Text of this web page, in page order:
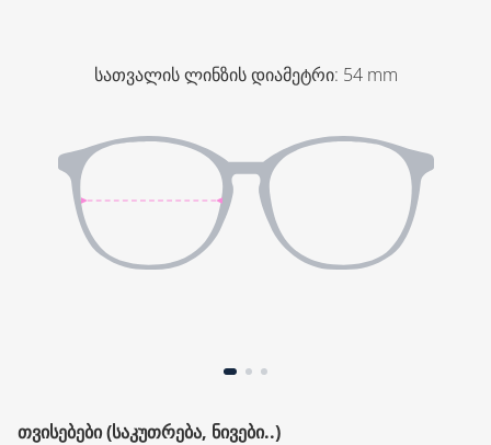
სათვალის ლინზის დიამეტრი: 54 mm
ᲗᲕᲘᲡᲔᲑᲔᲑᲘ (ᲡᲐᲙᲣᲗᲠᲔᲑᲐ, ᲜᲘᲕᲔᲑᲘ..)